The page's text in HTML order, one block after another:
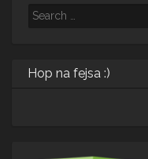
Search
Hop na fejsa :)